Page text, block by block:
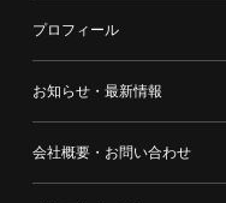
プロフィール
お知らせ・最新情報
会社概要・お問い合わせ